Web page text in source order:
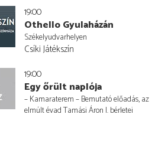
19:00
Othello Gyulaházán
Székelyudvarhelyen
Csíki Játékszín
19:00
Egy őrült naplója
– Kamaraterem – Bemutató előadás, az
elmúlt évad Tamási Áron I. bérletei